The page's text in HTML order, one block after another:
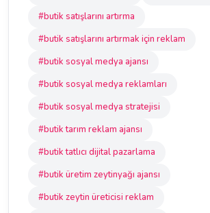
#butik satışlarını artırma
#butik satışlarını artırmak için reklam
#butik sosyal medya ajansı
#butik sosyal medya reklamları
#butik sosyal medya stratejisi
#butik tarım reklam ajansı
#butik tatlıcı dijital pazarlama
#butik üretim zeytinyağı ajansı
#butik zeytin üreticisi reklam